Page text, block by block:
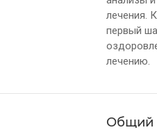
лечения.
первый
лечению.
Общий